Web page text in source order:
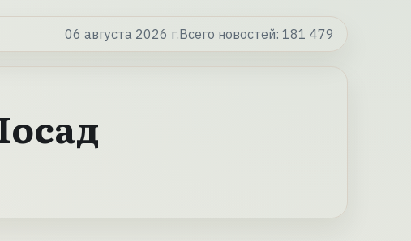
06 августа 2026 г.Всего новостей: 181 479